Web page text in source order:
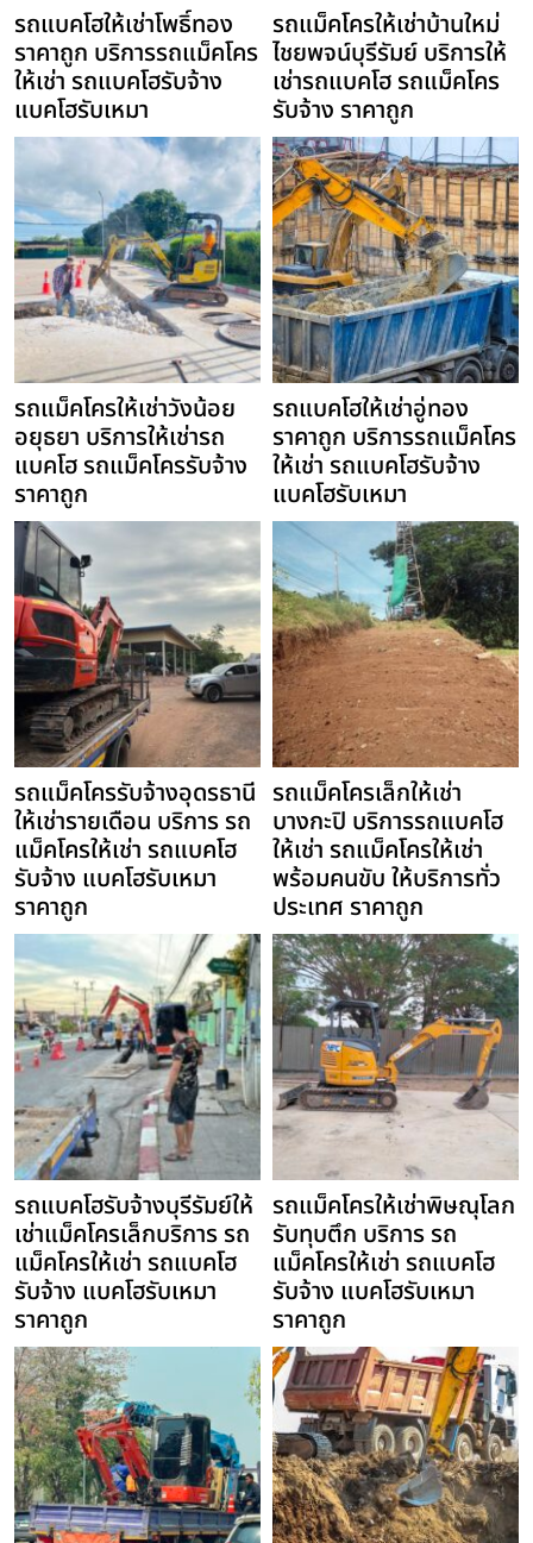
รถแบคโฮให้เช่าโพธิ์ทอง
ราคาถูก บริการรถแม็คโคร
ให้เช่า รถแบคโฮรับจ้าง
แบคโฮรับเหมา
รถแม็คโครให้เช่าบ้านใหม่
ไชยพจน์บุรีรัมย์ บริการให้
เช่ารถแบคโฮ รถแม็คโคร
รับจ้าง ราคาถูก
รถแม็คโครให้เช่าวังน้อย
อยุธยา บริการให้เช่ารถ
แบคโฮ รถแม็คโครรับจ้าง
ราคาถูก
รถแบคโฮให้เช่าอู่ทอง
ราคาถูก บริการรถแม็คโคร
ให้เช่า รถแบคโฮรับจ้าง
แบคโฮรับเหมา
รถแม็คโครรับจ้างอุดรธานี
ให้เช่ารายเดือน บริการ รถ
แม็คโครให้เช่า รถแบคโฮ
รับจ้าง แบคโฮรับเหมา
ราคาถูก
รถแม็คโครเล็กให้เช่า
บางกะปิ บริการรถแบคโฮ
ให้เช่า รถแม็คโครให้เช่า
พร้อมคนขับ ให้บริการทั่ว
ประเทศ ราคาถูก
รถแบคโฮรับจ้างบุรีรัมย์ให้
เช่าแม็คโครเล็กบริการ รถ
แม็คโครให้เช่า รถแบคโฮ
รับจ้าง แบคโฮรับเหมา
ราคาถูก
รถแม็คโครให้เช่าพิษณุโลก
รับทุบตึก บริการ รถ
แม็คโครให้เช่า รถแบคโฮ
รับจ้าง แบคโฮรับเหมา
ราคาถูก